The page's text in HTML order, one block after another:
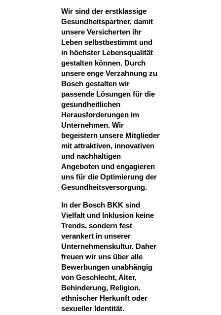
Wir sind der erstklassige
Gesundheitspartner, damit
unsere Versicherten ihr
Leben selbstbestimmt und
in höchster Lebensqualität
gestalten können. Durch
unsere enge Verzahnung zu
Bosch gestalten wir
passende Lösungen für die
gesundheitlichen
Herausforderungen im
Unternehmen. Wir
begeistern unsere Mitglieder
mit attraktiven, innovativen
und nachhaltigen
Angeboten und engagieren
uns für die Optimierung der
Gesundheitsversorgung.
In der Bosch BKK sind
Vielfalt und Inklusion keine
Trends, sondern fest
verankert in unserer
Unternehmenskultur. Daher
freuen wir uns über alle
Bewerbungen unabhängig
von Geschlecht, Alter,
Behinderung, Religion,
ethnischer Herkunft oder
sexueller Identität.